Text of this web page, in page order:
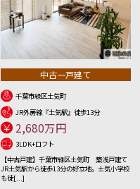
中古一戸建て
千葉市緑区土気町
JR外房線『土気駅』徒歩13分
2,680万円
3LDK+ロフト
【中古戸建】千葉市緑区土気町 築浅戸建て
JR土気駅から徒歩13分の好立地。土気小学校
も徒[...]